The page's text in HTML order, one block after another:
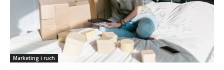
Marketing i ruch